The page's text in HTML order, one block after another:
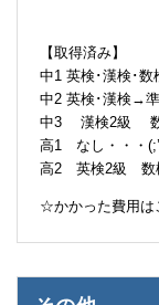
【取得済み】
中1 英検･漢検･
中2 英検･漢検→
中3 漢検2級 数
高1 なし・・・
高2 英検2級 数
☆かかった費用